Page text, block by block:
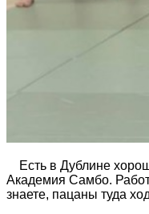
Есть в Дублине
Академия Самбо.
знаете, пацаны туда